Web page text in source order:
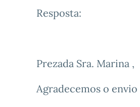
Resposta:
Prezada Sra. Marina ,
Agradecemos o